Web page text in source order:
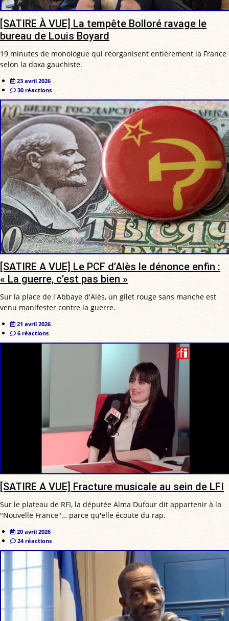
[SATIRE À VUE] La tempête Bolloré ravage le
bureau de Louis Boyard
19 minutes de monologue qui réorganisent entièrement la France
selon la doxa gauchiste.
23 avril 2026
30 réactions
[SATIRE A VUE] Le PCF d’Alès le dénonce enfin :
« La guerre, c’est pas bien »
Sur la place de l'Abbaye d'Alès, un gilet rouge sans manche est
venu manifester contre la guerre.
21 avril 2026
6 réactions
[SATIRE A VUE] Fracture musicale au sein de LFI
Sur le plateau de RFI, la députée Alma Dufour dit appartenir à la
"Nouvelle France"… parce qu'elle écoute du rap.
20 avril 2026
24 réactions